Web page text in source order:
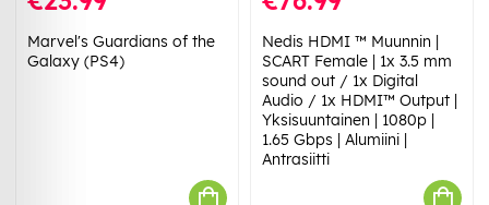
Marvel's Guardians of the
Galaxy (PS4)
Nedis HDMI ™ Muunnin |
SCART Female | 1x 3.5 mm
sound out / 1x Digital
Audio / 1x HDMI™ Output |
Yksisuuntainen | 1080p |
1.65 Gbps | Alumiini |
Antrasiitti